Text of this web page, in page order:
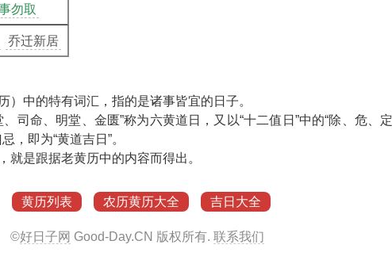
勿取
乔迁新居
）中的特有词汇，指的是诸事皆宜的日子。
司命、明堂、金匮”称为六黄道日，又以“十二值日”中的“除、危、
，即为“黄道吉日”。
就是跟据老黄历中的内容而得出。
黄历列表 农历黄历大全 吉日大全
©好日子网 Good-Day.CN 版权所有. 联系我们